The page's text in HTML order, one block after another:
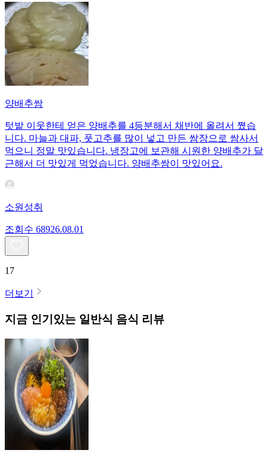
양배추쌈
텃밭 이웃한테 얻은 양배추를 4등분해서 채반에 올려서 쪘습
니다. 마늘과 대파, 풋고추를 많이 넣고 만든 쌈장으로 쌈사서
먹으니 정말 맛있습니다. 냉장고에 보관해 시원한 양배추가 달
근해서 더 맛있게 먹었습니다. 양배추쌈이 맛있어요.
소원성취
조회수 68926.08.01
17
더보기
지금 인기있는 일반식 음식 리뷰